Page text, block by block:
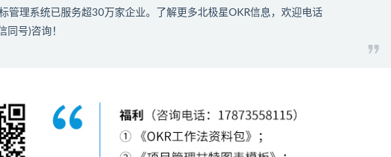
管理系统已服务超30万家企业。了解更多北极星OKR信息，欢迎电话
号)咨询！